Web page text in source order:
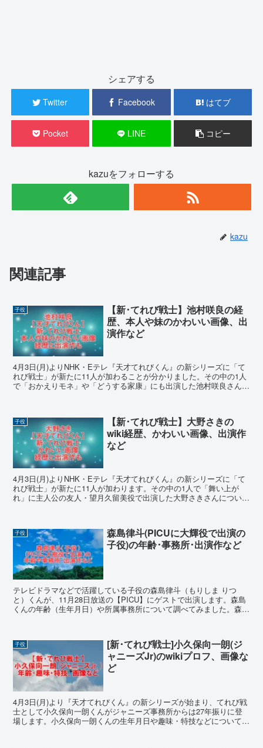
シェアする
Twitter Facebook はてブ
Pocket LINE コピー
kazuをフォローする
kazu
関連記事
子役
【新･てれび戦士】池村咲良の経
歴、本人や妹のかわいい画像、出
演作など
4月3日(月)よりNHK・Eテレ『天才てれびくん』の新シリーズに「て
れび戦士」が新たに11人が加わることが分かりました。その中の1人
で「おかえりモネ」や「どうする家康」にも出演した池村咲良さんに
子役
【新･てれび戦士】大野さきの
wiki経歴、かわいい画像、出演作
など
4月3日(月)よりNHK・Eテレ『天才てれびくん』の新シリーズに「て
れび戦士」が新たに11人が加わります。その中の1人で「舞い上が
れ」に主人公の友人・望月久留美役で出演した大野さきさんについて
子役
森島律斗(PICUに大輝役で出演の
子役)の年齢･事務所･出演作など
テレビドラマなどで活躍している子役の森島律斗（もりしま りつ
と）くんが、11月28日放送の【PICU】にゲストで出演します。森島
くんの年齢（生年月日）や所属事務所について調べてみました。森島
子役
[新･てれび戦士]小久保向一朗(ジ
ャニーズJr)のwikiプロフ、画像な
ど
4月3日(月)より『天才てれびくん』の新シリーズが始まり、てれび戦
士として小久保向一朗くんがジャニーズ事務所からは27年振りに登
場します。小久保向一朗くんの生年月日や趣味・特技などについて画